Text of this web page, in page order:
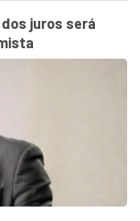
juros será